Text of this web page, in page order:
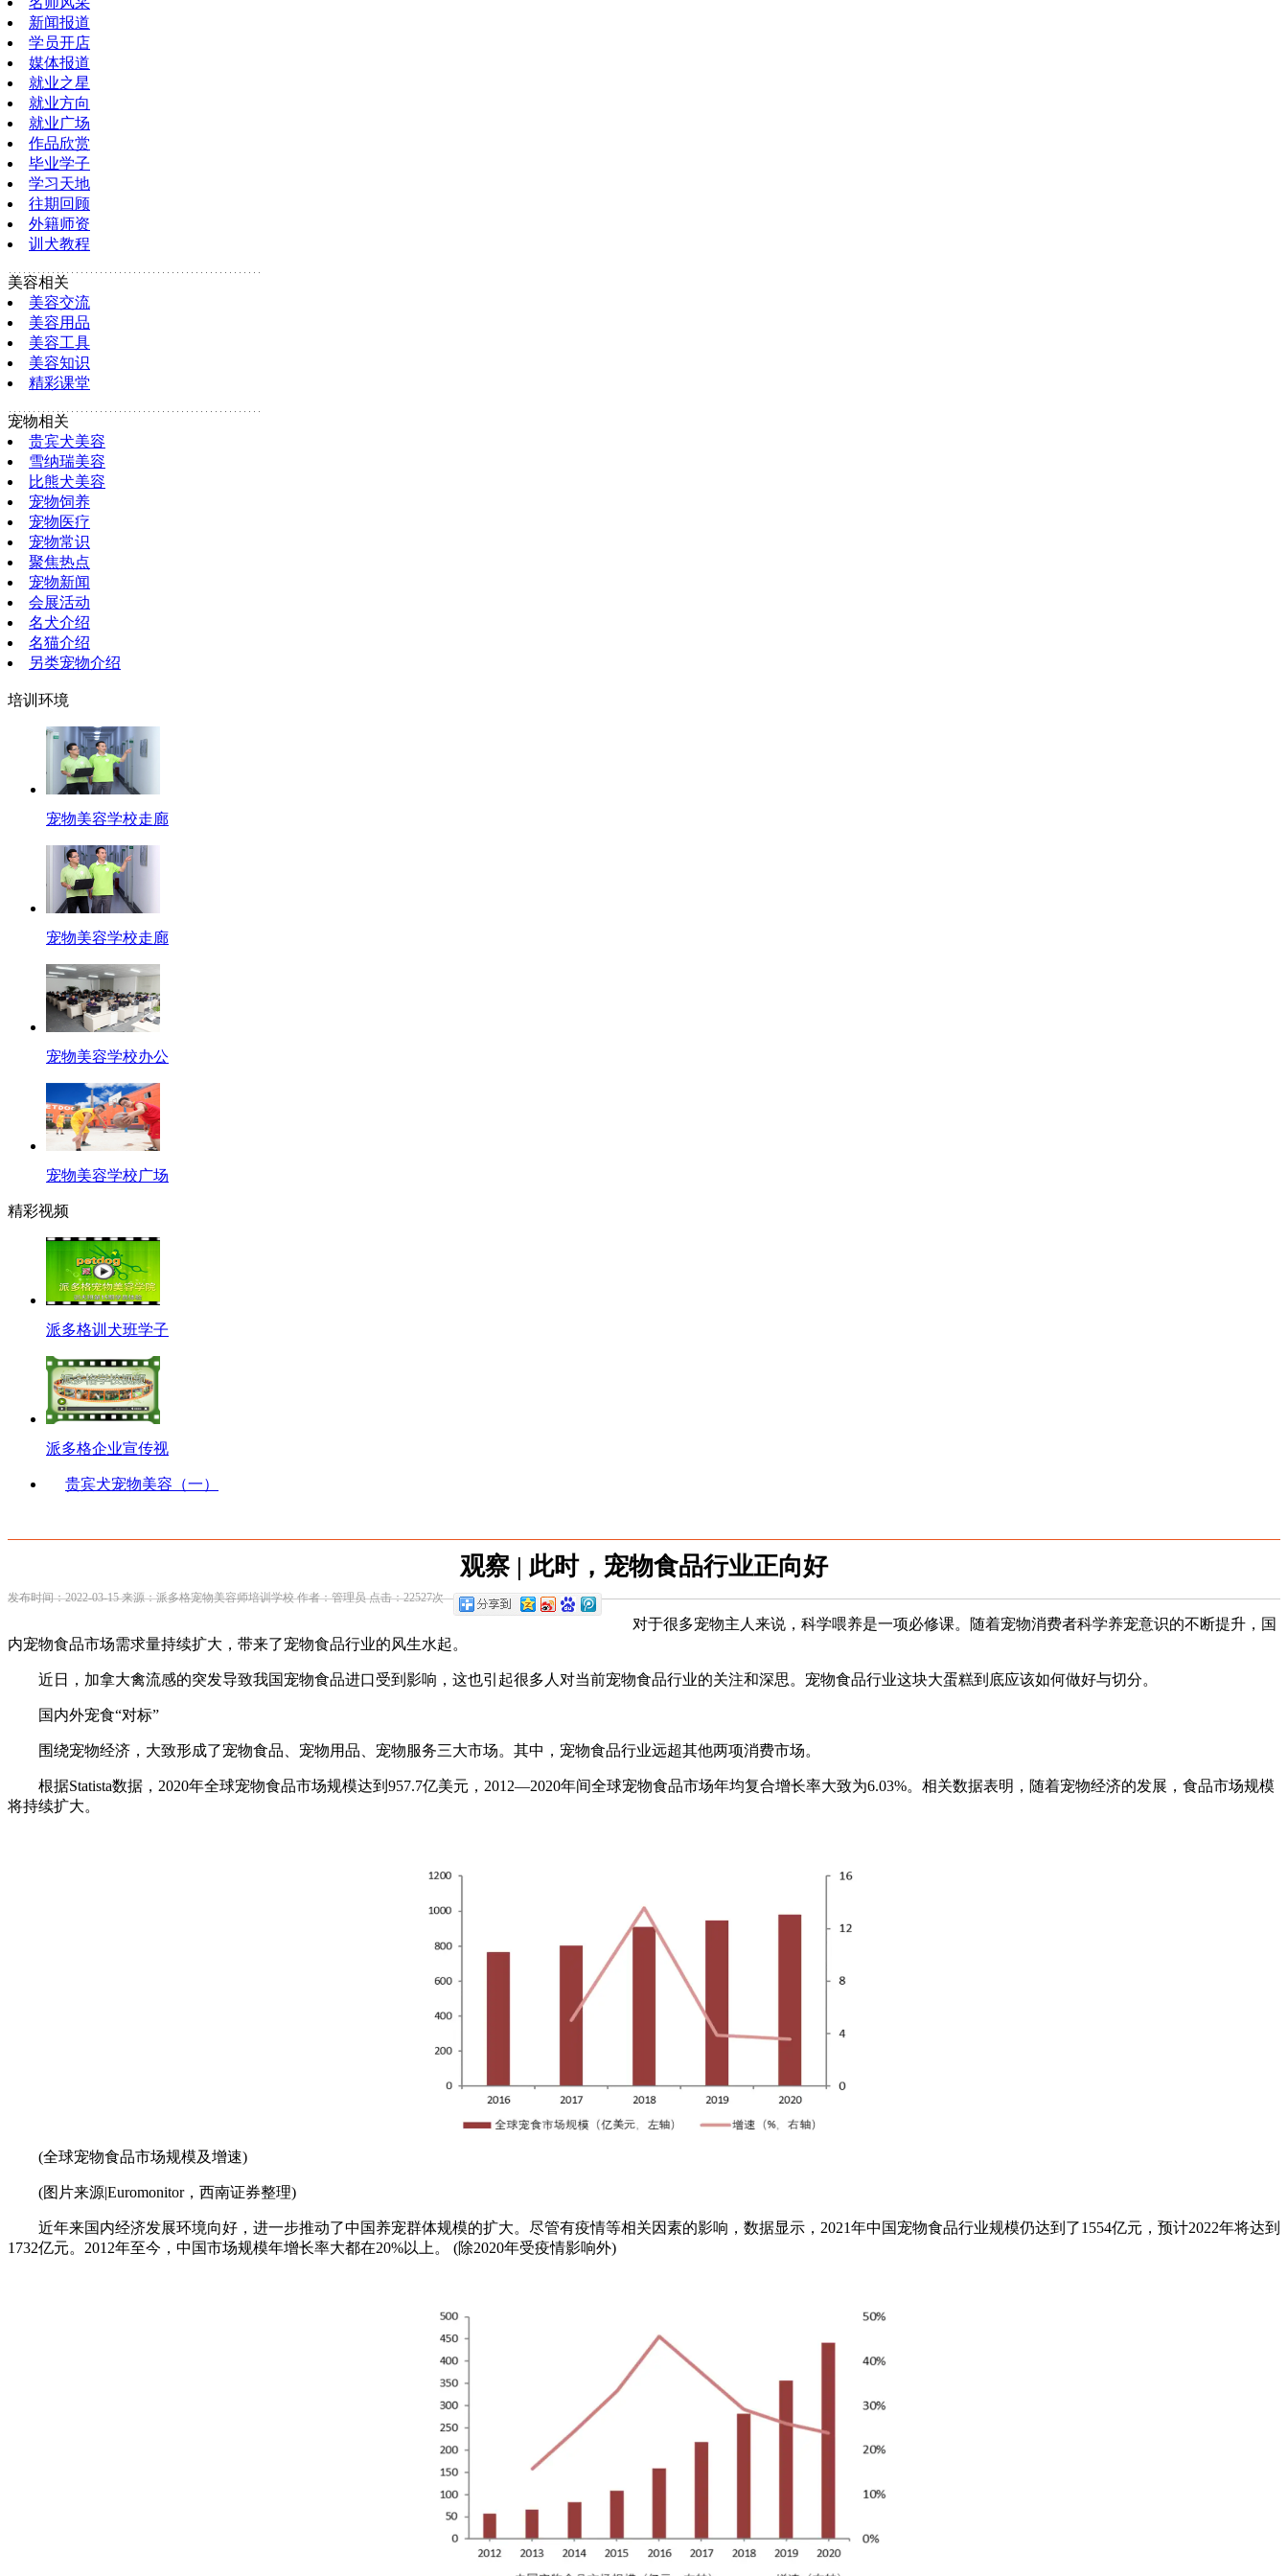
新闻报道
学员开店
媒体报道
就业之星
就业方向
就业广场
作品欣赏
毕业学子
学习天地
往期回顾
外籍师资
训犬教程
美容相关
美容交流
美容用品
美容工具
美容知识
精彩课堂
宠物相关
贵宾犬美容
雪纳瑞美容
比熊犬美容
宠物饲养
宠物医疗
宠物常识
聚焦热点
宠物新闻
会展活动
名犬介绍
名猫介绍
另类宠物介绍
培训环境
宠物美容学校走廊
宠物美容学校走廊
宠物美容学校办公
宠物美容学校广场
精彩视频
派多格训犬班学子
派多格企业宣传视
贵宾犬宠物美容（一）
观察 | 此时，宠物食品行业正向好
发布时间：2022-03-15 来源：派多格宠物美容师培训学校 作者：管理员 点击：22527次
对于很多宠物主人来说，科学喂养是一项必修课。随着宠物消费者科学养宠意识的不断提升，国
内宠物食品市场需求量持续扩大，带来了宠物食品行业的风生水起。
近日，加拿大禽流感的突发导致我国宠物食品进口受到影响，这也引起很多人对当前宠物食品行业的关注和深思。宠物食品行业这块大蛋糕到底应该如何做好与切分。
国内外宠食“对标”
围绕宠物经济，大致形成了宠物食品、宠物用品、宠物服务三大市场。其中，宠物食品行业远超其他两项消费市场。
根据Statista数据，2020年全球宠物食品市场规模达到957.7亿美元，2012—2020年间全球宠物食品市场年均复合增长率大致为6.03%。相关数据表明，随着宠物经济的发展，食品市场规模
将持续扩大。
(全球宠物食品市场规模及增速)
(图片来源|Euromonitor，西南证券整理)
近年来国内经济发展环境向好，进一步推动了中国养宠群体规模的扩大。尽管有疫情等相关因素的影响，数据显示，2021年中国宠物食品行业规模仍达到了1554亿元，预计2022年将达到
1732亿元。2012年至今，中国市场规模年增长率大都在20%以上。 (除2020年受疫情影响外)